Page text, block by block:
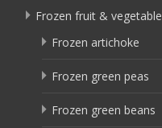
Frozen fruit & vegetable
Frozen artichoke
Frozen green peas
Frozen green beans